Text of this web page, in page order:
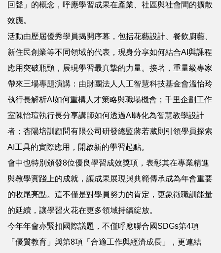
回聲」的概念，呼應學習成果在產業、社區與社會間的擴散
效應。
活動由歷屆優秀學員揭開序幕，包括花藝設計、餐飲廚藝、
新住民創業等不同領域的代表，現身分享如何結合AI與課程
應用突破瓶頸，展現學習最真摯的力量。接著，重量級專家
帶來三場專題演講：由財團法人人工智慧科技基金會溫怡玲
執行長解析AI如何重構人才策略與職場機會；千里企劃工作
室陳怡瑄執行長分享講師如何透過AI轉化為智慧教學設計
者；杏陽培訓顧問有限公司研發總監蔣若葳則引領學員探索
AI工具的實際應用，開啟新的學習起點。
會中也特別頒發8位優良學習成效獎項，表彰其在專業精進
與教學實踐上的成就，讓成果展現與典範傳承成為年會重要
的收尾亮點。這不僅是對學員努力的肯定，更象徵職訓能量
的延續，讓學習火花在更多領域持續綻放。
今年年會亦緊扣國際議題，不僅呼應聯合國SDGs第4項
「優質教育」與第8項「合適工作與經濟成長」，更連結